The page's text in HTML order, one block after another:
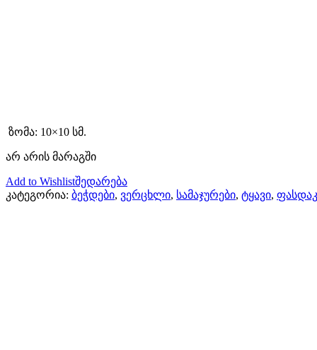
ზომა: 10×10 სმ.
არ არის მარაგში
Add to Wishlistშედარება
კატეგორია: ბეჭდები, ვერცხლი, სამაჯურები, ტყავი,